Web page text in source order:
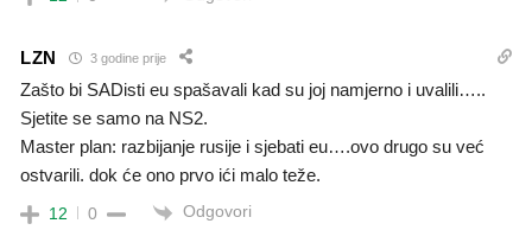
LZN 3 godine prije
Zašto bi SADisti eu spašavali kad su joj namjerno i uvalili…..
Sjetite se samo na NS2.
Master plan: razbijanje rusije i sjebati eu….ovo drugo su već
ostvarili. dok će ono prvo ići malo teže.
12 0 Odgovori